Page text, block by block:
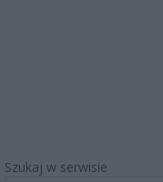
Szukaj w serwisie